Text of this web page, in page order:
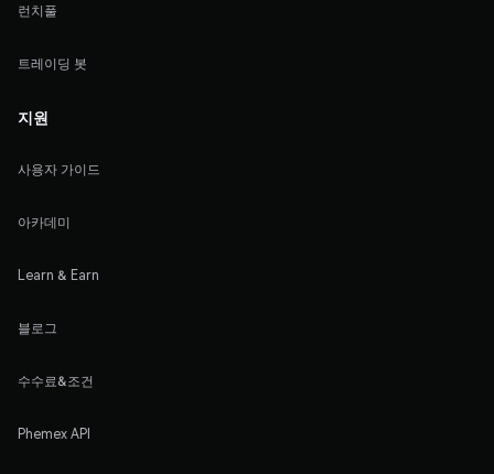
런치풀
트레이딩 봇
지원
사용자 가이드
아카데미
Learn & Earn
블로그
수수료&조건
Phemex API